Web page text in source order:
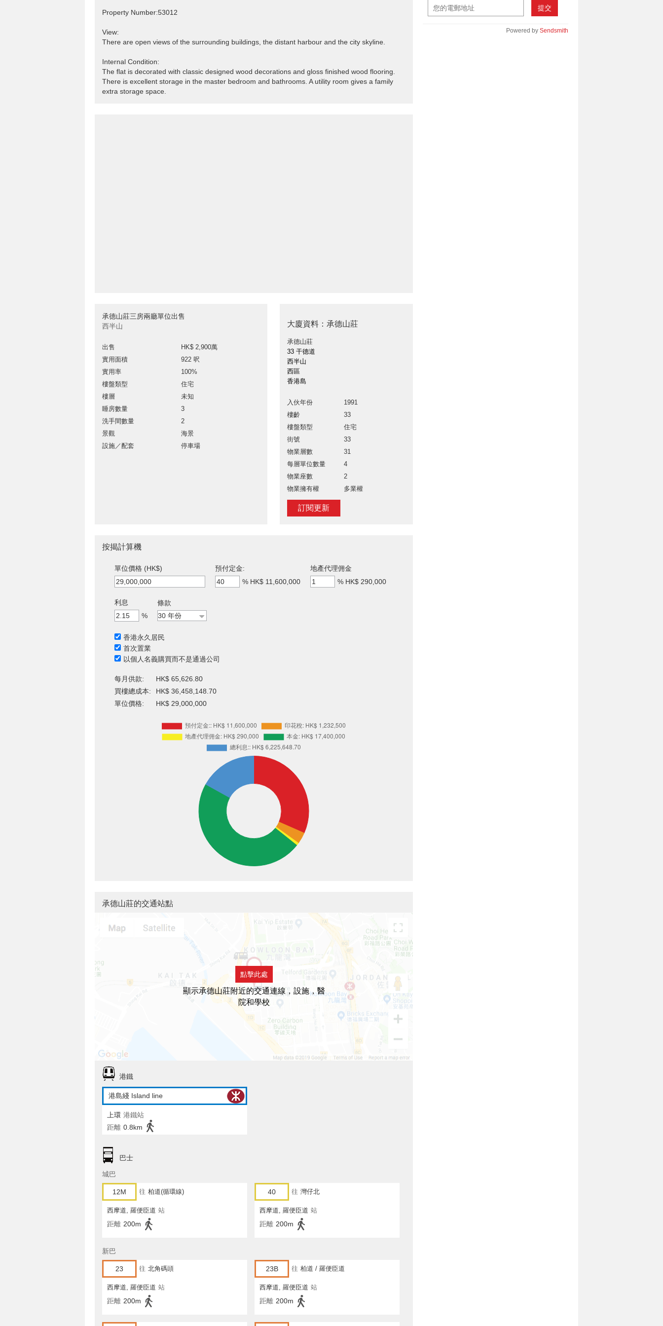
Property Number:53012
View:
There are open views of the surrounding buildings, the distant harbour and the city skyline.
Internal Condition:
The flat is decorated with classic designed wood decorations and gloss finished wood flooring.
There is excellent storage in the master bedroom and bathrooms. A utility room gives a family
extra storage space.
承德山莊三房兩廳單位出售
西半山
出售
HK$ 2,900萬
實用面積
922 呎
實用率
100%
樓盤類型
住宅
樓層
未知
睡房數量
3
洗手間數量
2
景觀
海景
設施／配套
停車場
大廈資料：承德山莊
承德山莊
33 干德道
西半山
西區
香港島
入伙年份
1991
樓齡
33
樓盤類型
住宅
街號
33
物業層數
31
每層單位數量
4
物業座數
2
物業擁有權
多業權
訂閱更新
提交
Powered by Sendsmith
按揭計算機
單位價格 (HK$)
預付定金:
% HK$ 11,600,000
地產代理佣金
% HK$ 290,000
利息
%
條款
香港永久居民
首次置業
以個人名義購買而不是通過公司
每月供款:
HK$ 65,626.80
買樓總成本:
HK$ 36,458,148.70
單位價格:
HK$ 29,000,000
承德山莊的交通站點
點擊此處
顯示承德山莊附近的交通連線，設施，醫
院和學校
港鐵
港島綫 Island line
上環 港鐵站
距離 0.8km
巴士
城巴
12M 往 柏道(循環線)
西摩道, 羅便臣道 站
距離 200m
40 往 灣仔北
西摩道, 羅便臣道 站
距離 200m
新巴
23 往 北角碼頭
西摩道, 羅便臣道 站
距離 200m
23B 往 柏道 / 羅便臣道
西摩道, 羅便臣道 站
距離 200m